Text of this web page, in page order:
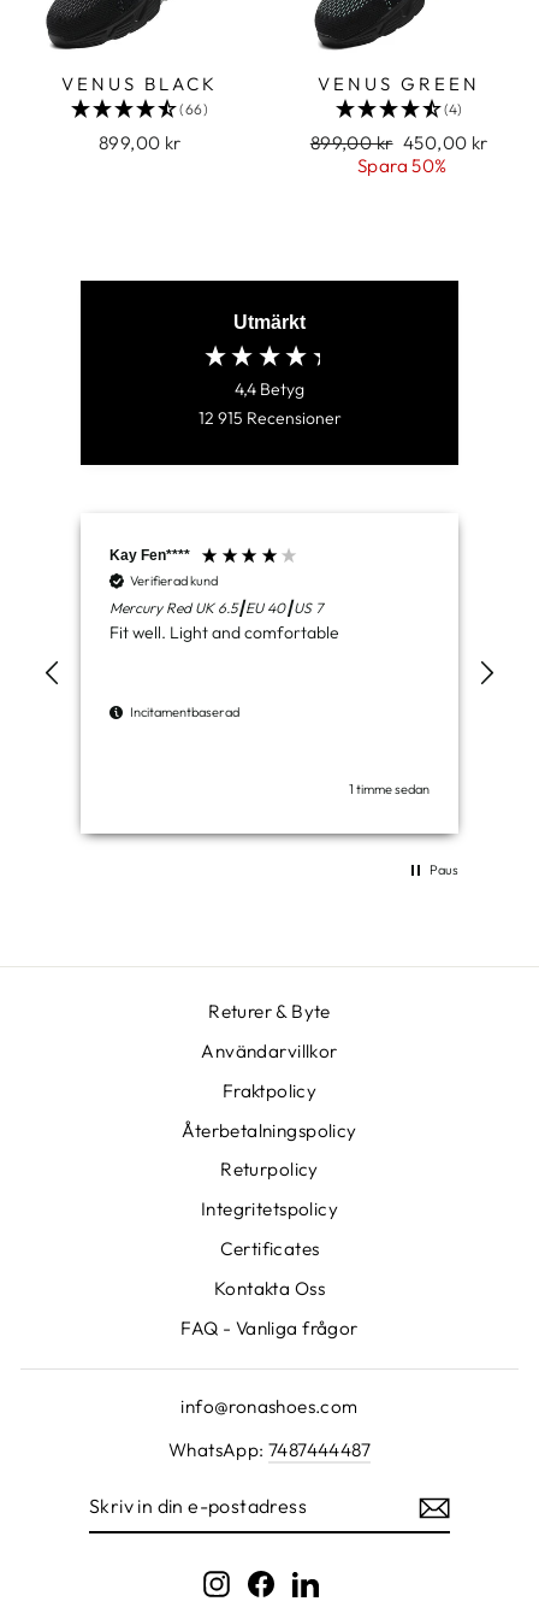
VENUS BLACK
(66)
899,00 kr
VENUS GREEN
(4)
Vanligt
899,00 kr Försäljningspris
450,00 kr
Spara 50%
Utmärkt
4,4 Betyg
12 915 Recensioner
Kay Fen****
Verifierad kund
Mercury Red UK 6.5┃EU 40┃US 7
Fit well. Light and comfortable
Incitamentbaserad
1 timme sedan
Paus
Returer & Byte
Användarvillkor
Fraktpolicy
Återbetalningspolicy
Returpolicy
Integritetspolicy
Certificates
Kontakta Oss
FAQ - Vanliga frågor
info@ronashoes.com
WhatsApp: 7487444487
Instagram
FacebookLinkedIn